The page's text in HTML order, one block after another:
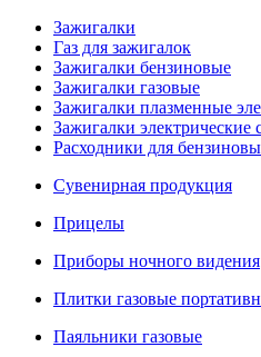
Зажигалки
Газ для зажигалок
Зажигалки бензиновые
Зажигалки газовые
Зажигалки плазменные
Зажигалки электрические
Расходники для
Сувенирная продукция
Прицелы
Приборы ночного видения
Плитки газовые
Паяльники газовые